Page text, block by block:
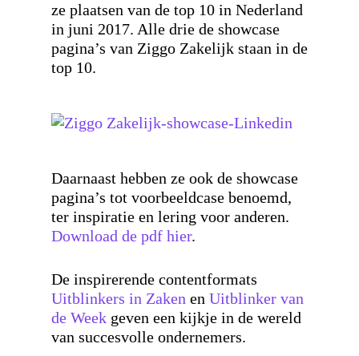
ze plaatsen van de top 10 in Nederland
in juni 2017. Alle drie de showcase
pagina’s van Ziggo Zakelijk staan in de
top 10.
Daarnaast hebben ze ook de showcase
pagina’s tot voorbeeldcase benoemd,
ter inspiratie en lering voor anderen.
Download de pdf hier.
De inspirerende contentformats
Uitblinkers in Zaken en Uitblinker van
de Week geven een kijkje in de wereld
van succesvolle ondernemers.